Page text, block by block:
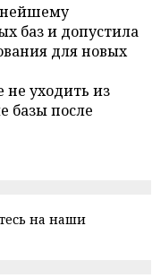
баз и допустила
для новых
не уходить из
базы после
на наши